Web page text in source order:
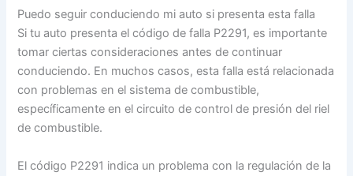
Puedo seguir conduciendo mi auto si presenta esta falla
Si tu auto presenta el código de falla P2291, es importante
tomar ciertas consideraciones antes de continuar
conduciendo. En muchos casos, esta falla está relacionada
con problemas en el sistema de combustible,
específicamente en el circuito de control de presión del riel
de combustible.
El código P2291 indica un problema con la regulación de la